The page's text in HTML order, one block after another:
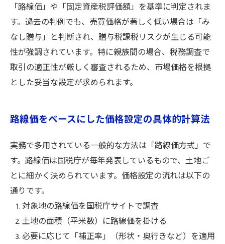
「路線価」や「固定資産税評価額」を基準に判定されま
す。過去の判例でも、売買価格が著しく低い場合は「み
なし贈与」と判断され、贈与税課税リスクが生じる可能
性が強調されています。特に親族間の場合、税務調査で
取引の適正性が厳しく審査されるため、市場価格を根拠
とした妥当な設定が求められます。
路線価をベースにした価格設定の具体的計算法
実務で多用されている一般的な方法は「路線価方式」で
す。路線価は国税庁が毎年発表しているもので、土地ご
とに細かく決められています。価格設定の流れは以下の
通りです。
対象地の路線価を国税庁サイトで調査
土地の面積（平米数）に路線価を掛ける
必要に応じて「補正率」（形状・奥行きなど）を適用